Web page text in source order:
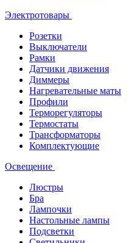
Электротовары
Розетки
Выключатели
Рамки
Датчики движения
Диммеры
Нагревательные маты
Профили
Терморегуляторы
Термостаты
Трансформаторы
Комплектующие
Освещение
Люстры
Бра
Лампочки
Настольные лампы
Подсветки